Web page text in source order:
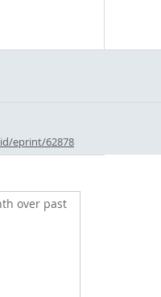
eprint/62878
over past